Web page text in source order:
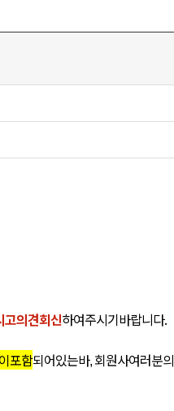
고의견회신하여주시기바랍니다.
포함되어있는바, 회원사여러분의